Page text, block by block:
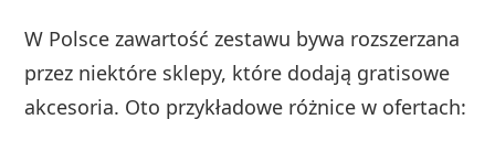
W Polsce zawartość zestawu bywa rozszerzana
przez niektóre sklepy, które dodają gratisowe
akcesoria. Oto przykładowe różnice w ofertach: